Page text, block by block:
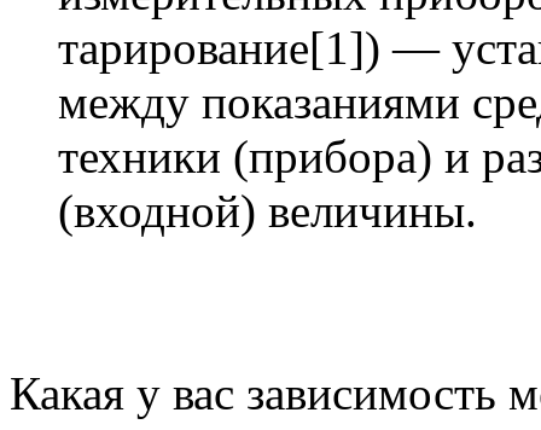
тарирование[1]) —
между показаниями
техники (прибора) и
(входной) величины.
Какая у вас зависимость